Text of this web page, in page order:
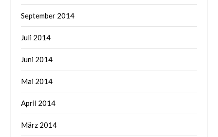
September 2014
Juli 2014
Juni 2014
Mai 2014
April 2014
März 2014